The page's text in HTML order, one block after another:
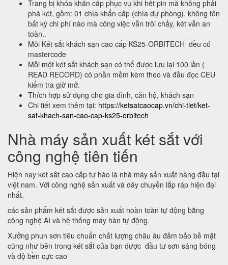
Trang bị khóa khẩn cấp phục vụ khi hết pin mà không phải
phá két, gồm: 01 chìa khẩn cấp (chìa dự phòng). không tốn
bất kỳ chi phí nào mà công việc vẫn trôi chảy, két vẫn an
toàn..
Mỗi Két sắt khách sạn cao cấp KS25-ORBITECH đều có
mastercode
Mỗi một két sắt khách sạn có thể được lưu lại 100 lần (
READ RECORD) có phần mềm kèm theo và đầu đọc CEU
kiểm tra giờ mở.
Thích hợp sử dụng cho gia đình, căn hộ, khách sạn
Chi tiết xem thêm tại: https://ketsatcaocap.vn/chi-tiet/ket-
sat-khach-san-cao-cap-ks25-orbitech
Nhà máy sản xuất két sắt với
công nghệ tiên tiến
Hiện nay két sắt cao cấp tự hào là nhà máy sản xuất hàng đầu tại
việt nam. Với công nghệ sản xuất và dây chuyền lắp ráp hiện đại
nhất.
các sản phẩm két sắt được sản xuất hoàn toàn tự động bằng
công nghệ AI và hệ thống máy hàn tự động.
Xưởng phun sơn tiêu chuẩn chất lượng châu âu đảm bảo bề mặt
cũng như bên trong két sắt của bạn được đầu tư sơn sáng bóng
và độ bền cực cao